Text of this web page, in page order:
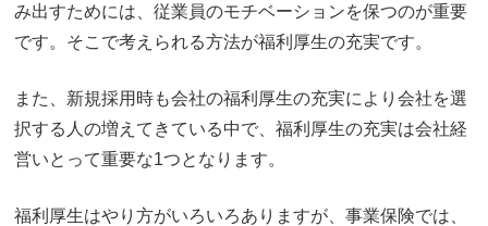
み出すためには、従業員のモチベーションを保つのが重要
です。そこで考えられる方法が福利厚生の充実です。
また、新規採用時も会社の福利厚生の充実により会社を選
択する人の増えてきている中で、福利厚生の充実は会社経
営いとって重要な1つとなります。
福利厚生はやり方がいろいろありますが、事業保険では、